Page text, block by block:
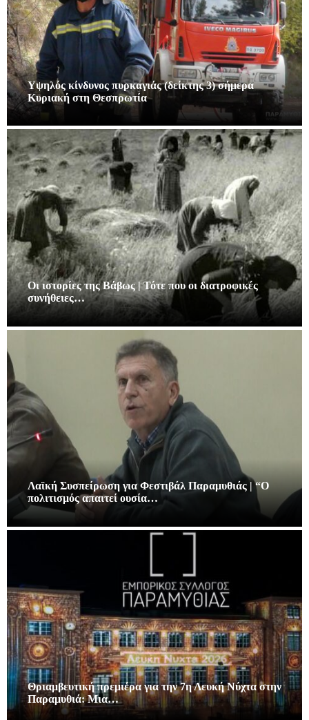
Υψηλός κίνδυνος πυρκαγιάς (δείκτης 3) σήμερα
Κυριακή στη Θεσπρωτία
Οι ιστορίες της Βάβως | Τότε που οι διατροφικές
συνήθειες…
Λαϊκή Συσπείρωση για Φεστιβάλ Παραμυθιάς | “Ο
πολιτισμός απαιτεί ουσία…
Θριαμβευτική πρεμιέρα για την 7η Λευκή Νύχτα στην
Παραμυθιά: Μια…